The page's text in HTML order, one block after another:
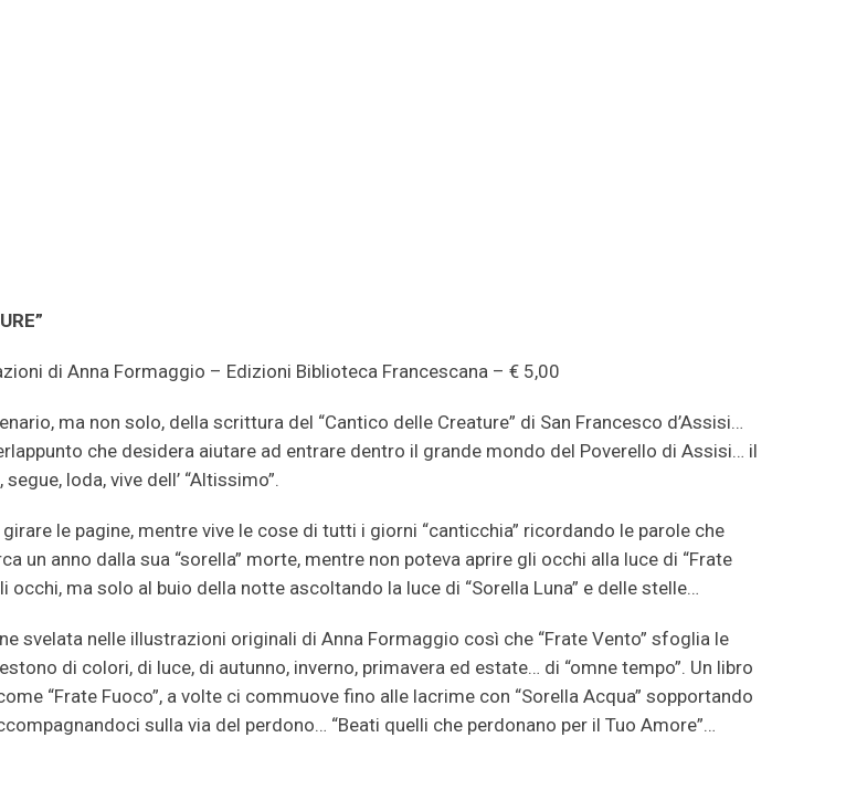
”
di Anna Formaggio – Edizioni Biblioteca Francescana – € 5,00
ma non solo, della scrittura del “Cantico delle Creature” di San Francesco d’Assisi…
che desidera aiutare ad entrare dentro il grande mondo del Poverello di Assisi… il
loda, vive dell’ “Altissimo”.
le pagine, mentre vive le cose di tutti i giorni “canticchia” ricordando le parole che
un anno dalla sua “sorella” morte, mentre non poteva aprire gli occhi alla luce di “Frate
occhi, ma solo al buio della notte ascoltando la luce di “Sorella Luna” e delle stelle…
svelata nelle illustrazioni originali di Anna Formaggio così che “Frate Vento” sfoglia le
di colori, di luce, di autunno, inverno, primavera ed estate… di “omne tempo”. Un libro
“Frate Fuoco”, a volte ci commuove fino alle lacrime con “Sorella Acqua” sopportando
sulla via del perdono… “Beati quelli che perdonano per il Tuo Amore”…